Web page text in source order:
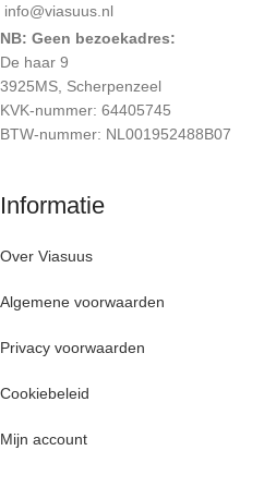
info@viasuus.nl
NB: Geen bezoekadres:
De haar 9
3925MS, Scherpenzeel
KVK-nummer: 64405745
BTW-nummer: NL001952488B07
Informatie
Over Viasuus
Algemene voorwaarden
Privacy voorwaarden
Cookiebeleid
Mijn account